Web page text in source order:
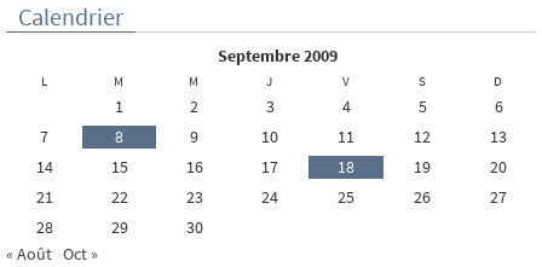
Calendrier
septembre 2009
L M M J V S D
1 2 3 4 5
6
7
8 9 10 11 12
13
14
15 16 17 18 19
20
21
22 23 24 25 26
27
28
29
30
« Août Oct »